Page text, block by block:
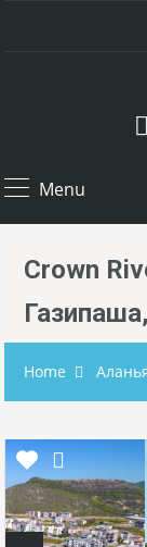
Menu
Crown
Home